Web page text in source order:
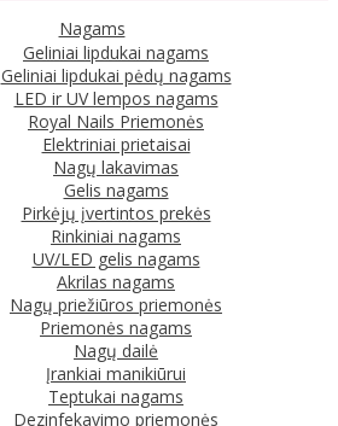
Nagams
Geliniai lipdukai nagams
Geliniai lipdukai pėdų nagams
LED ir UV lempos nagams
Royal Nails Priemonės
Elektriniai prietaisai
Nagų lakavimas
Gelis nagams
Pirkėjų įvertintos prekės
Rinkiniai nagams
UV/LED gelis nagams
Akrilas nagams
Nagų priežiūros priemonės
Priemonės nagams
Nagų dailė
Įrankiai manikiūrui
Teptukai nagams
Dezinfekavimo priemonės